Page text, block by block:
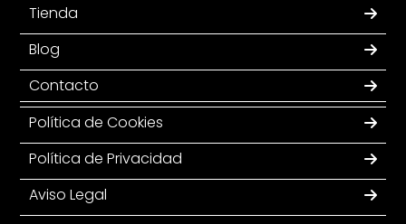
Tienda
Blog
Contacto
Política de Cookies
Política de Privacidad
Aviso Legal